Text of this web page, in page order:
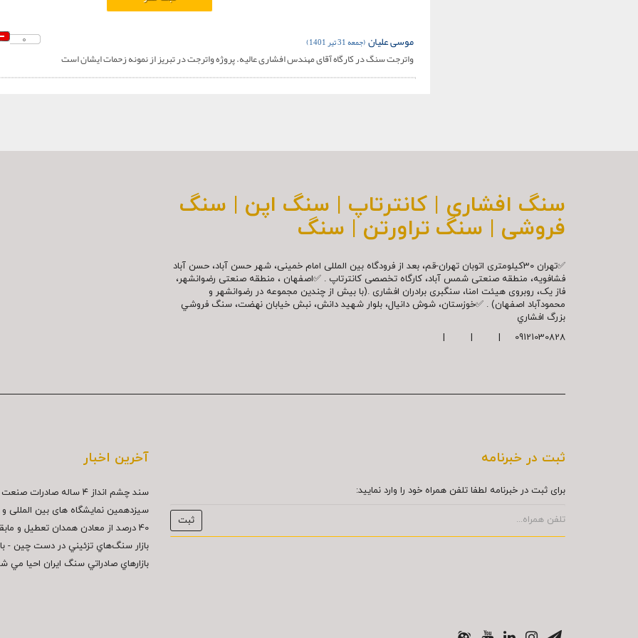
0 موسی علیان(جمعه 31 تیر 1401)
واترجت سنگ در کارگاه آقای مهندس افشاری عالیه. پروژه واترجت در تبریز از نمونه زحمات ایشان است
سنگ افشاری | کانترتاپ | سنگ اپن | سنگ
فروشی | سنگ تراورتن | سنگ
✅تهران 30کیلومتری اتوبان تهران-قم، بعد از فرودگاه بین المللی امام خمینی، شهر حسن آباد، حسن آباد
فشافویه، منطقه صنعتی شمس آباد، کارگاه تخصصی کانترتاپ . ✅اصفهان ، منطقه صنعتی رضوانشهر،
فاز یک، روبروی هیئت امنا، سنگبری برادران افشاری .(با بیش از چندین مجموعه در رضوانشهر و
محمودآباد اصفهان) . ✅خوزستان، شوش دانیال، بلوار شهيد دانش، نبش خیابان نهضت، سنگ فروشي
بزرگ افشاري
09121030828 | | |
آخرین اخبار
سند چشم انداز ۴ ساله صادرات صنعت سنگ...
سیزدهمین نمایشگاه های بین المللی
40 درصد از معادن همدان تعطيل و مابقي...
بازار سنگ‌هاي تزئيني در دست چين -
بازارهاي صادراتي سنگ ايران احيا مي
ثبت در خبرنامه
برای ثبت در خبرنامه لطفا تلفن همراه خود را وارد نمایید: